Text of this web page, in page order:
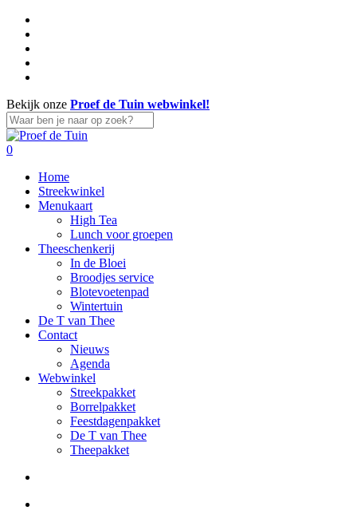
Skip
main
content
Bekijk onze Proef de Tuin webwinkel!
Close
Search
search
account
0
Home
Streekwinkel
Menukaart
High Tea
Lunch voor groepen
Theeschenkerij
In de Bloei
Broodjes service
Blotevoetenpad
Wintertuin
De T van Thee
Contact
Nieuws
Agenda
Webwinkel
Streekpakket
Borrelpakket
Feestdagenpakket
De T van Thee
Theepakket